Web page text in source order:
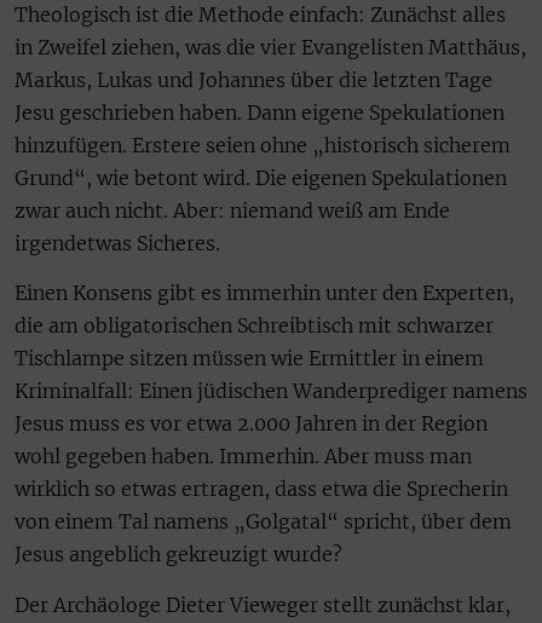
Theologisch ist die Methode einfach: Zunächst alles
in Zweifel ziehen, was die vier Evangelisten Matthäus,
Markus, Lukas und Johannes über die letzten Tage
Jesu geschrieben haben. Dann eigene Spekulationen
hinzufügen. Erstere seien ohne „historisch sicherem
Grund“, wie betont wird. Die eigenen Spekulationen
zwar auch nicht. Aber: niemand weiß am Ende
irgendetwas Sicheres.
Einen Konsens gibt es immerhin unter den Experten,
die am obligatorischen Schreibtisch mit schwarzer
Tischlampe sitzen müssen wie Ermittler in einem
Kriminalfall: Einen jüdischen Wanderprediger namens
Jesus muss es vor etwa 2.000 Jahren in der Region
wohl gegeben haben. Immerhin. Aber muss man
wirklich so etwas ertragen, dass etwa die Sprecherin
von einem Tal namens „Golgatal“ spricht, über dem
Jesus angeblich gekreuzigt wurde?
Der Archäologe Dieter Vieweger stellt zunächst klar,